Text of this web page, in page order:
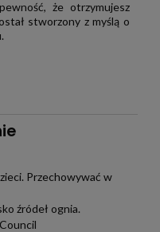
że otrzymujesz
stworzony z myślą o
Przechowywać w
źródeł ognia.